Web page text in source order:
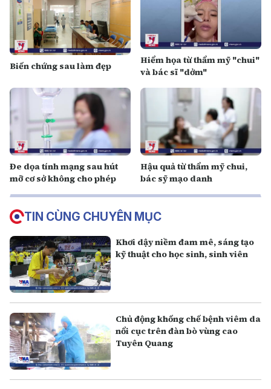
Biến chứng sau làm đẹp
Hiểm họa từ thẩm mỹ "chui"
và bác sĩ "dởm"
Đe dọa tính mạng sau hút
mỡ cơ sở không cho phép
Hậu quả từ thẩm mỹ chui,
bác sỹ mạo danh
TIN CÙNG CHUYÊN MỤC
Khơi dậy niềm đam mê, sáng tạo
kỹ thuật cho học sinh, sinh viên
Chủ động khống chế bệnh viêm da
nổi cục trên đàn bò vùng cao
Tuyên Quang